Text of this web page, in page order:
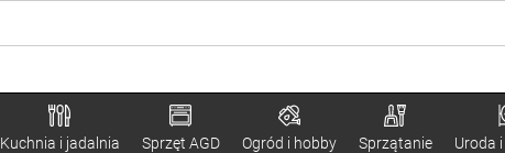
Kuchnia i jadalnia Sprzęt AGD Ogród i hobby Sprzątanie Uroda